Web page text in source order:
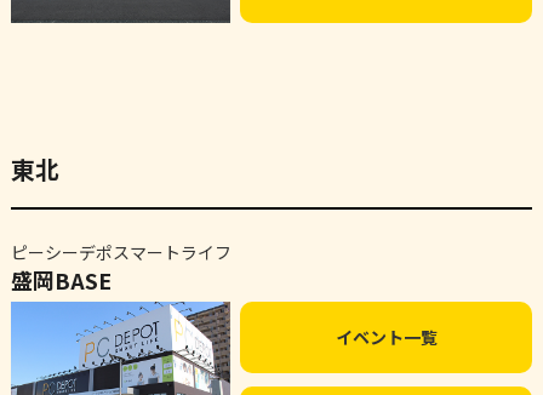
東北
ピーシーデポスマートライフ
盛岡BASE
イベント一覧